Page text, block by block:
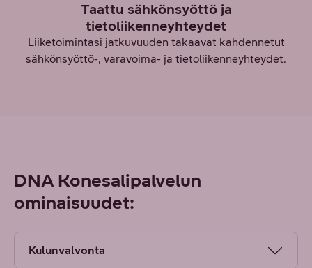
Taattu sähkönsyöttö ja
tietoliikenneyhteydet
Liiketoimintasi jatkuvuuden takaavat kahdennetut
sähkönsyöttö-, varavoima- ja tietoliikenneyhteydet.
DNA Konesalipalvelun
ominaisuudet:
Kulunvalvonta